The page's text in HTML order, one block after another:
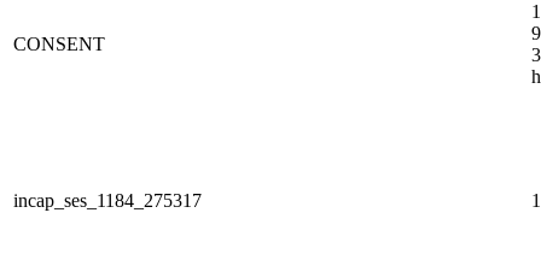
CONSENT
incap_ses_1184_275317